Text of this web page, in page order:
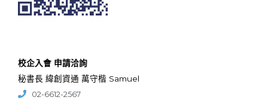
校企入會 申請洽詢
秘書長 緯創資通 萬守楷 Samuel
02-6612-2567